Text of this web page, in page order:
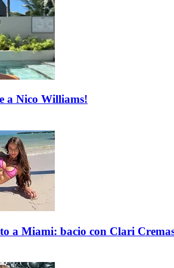
a Nico Williams!
a Miami: bacio con Clari